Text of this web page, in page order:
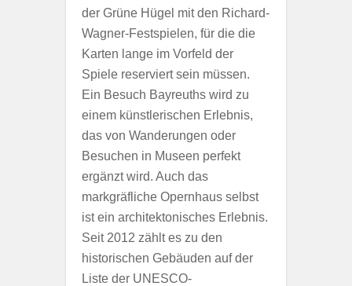
der Grüne Hügel mit den Richard-
Wagner-Festspielen, für die die
Karten lange im Vorfeld der
Spiele reserviert sein müssen.
Ein Besuch Bayreuths wird zu
einem künstlerischen Erlebnis,
das von Wanderungen oder
Besuchen in Museen perfekt
ergänzt wird. Auch das
markgräfliche Opernhaus selbst
ist ein architektonisches Erlebnis.
Seit 2012 zählt es zu den
historischen Gebäuden auf der
Liste der UNESCO-